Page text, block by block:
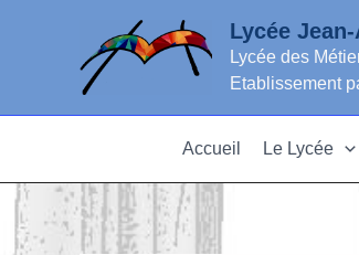
Lycée
Lycée des
Etablissement
Accueil Le Lycée